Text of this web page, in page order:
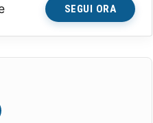
SEGUI ORA